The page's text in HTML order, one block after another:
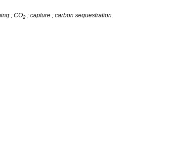
; CO2 ; capture ; carbon sequestration.